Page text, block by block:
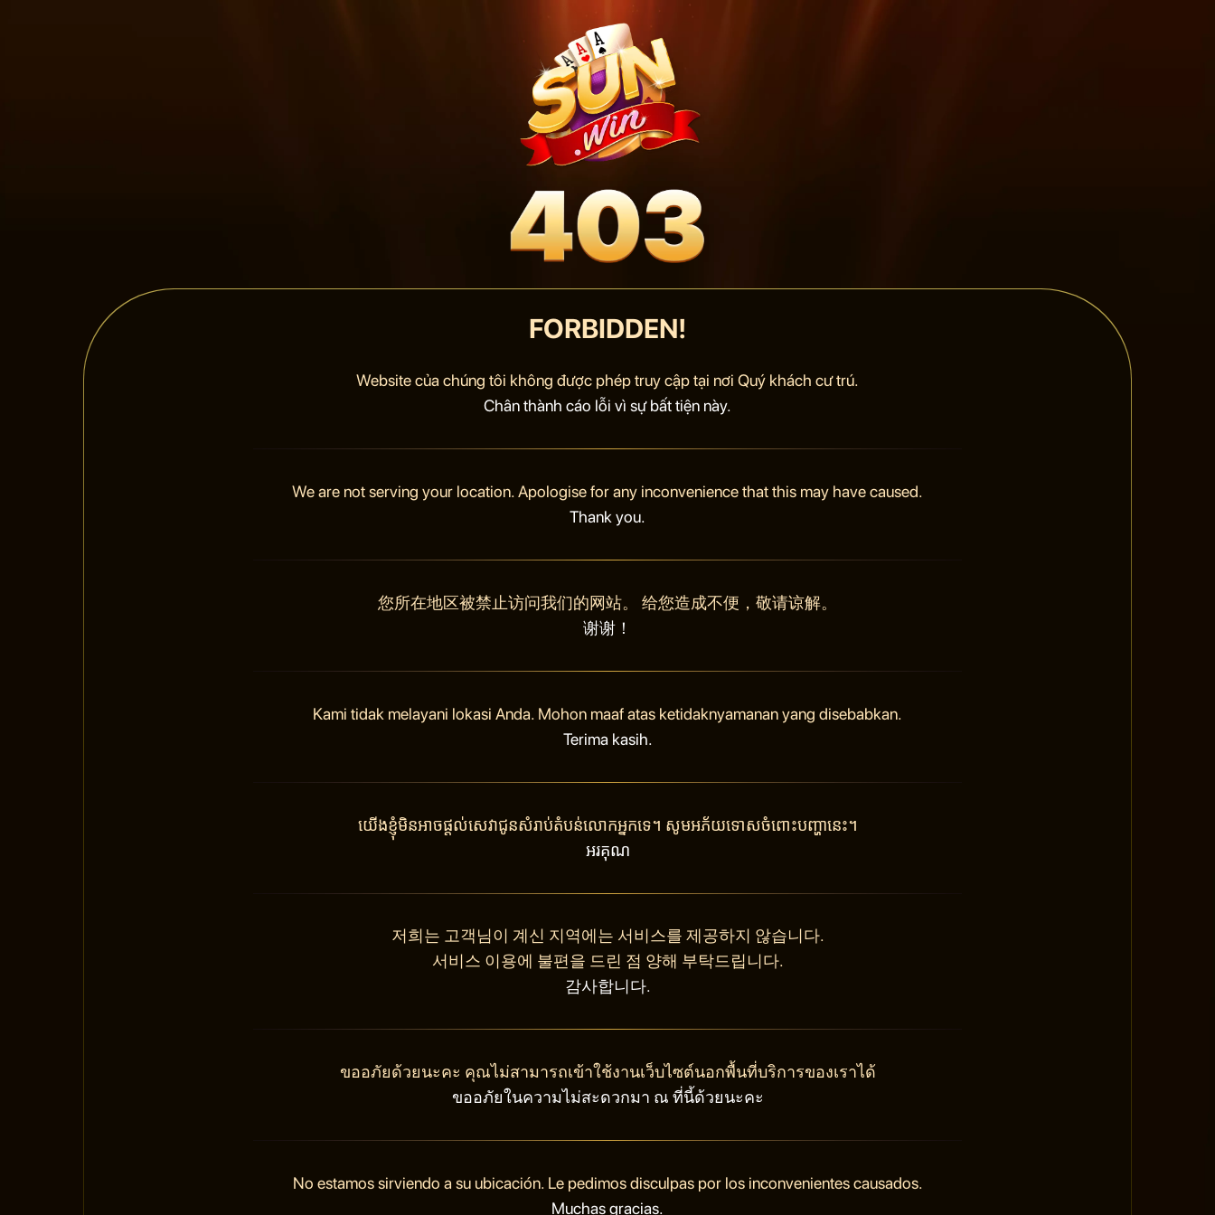
FORBIDDEN!
Website của chúng tôi không được phép truy cập tại nơi Quý khách cư trú.
Chân thành cáo lỗi vì sự bất tiện này.
We are not serving your location. Apologise for any inconvenience that this may have caused.
Thank you.
您所在地区被禁止访问我们的网站。 给您造成不便，敬请谅解。
谢谢！
Kami tidak melayani lokasi Anda. Mohon maaf atas ketidaknyamanan yang disebabkan.
Terima kasih.
យើងខ្ញុំមិនអាចផ្តល់សេវាជូនសំរាប់តំបន់លោកអ្នកទេ។ សូមអភ័យទោសចំពោះបញ្ហានេះ។
អរគុណ
저희는 고객님이 계신 지역에는 서비스를 제공하지 않습니다.
서비스 이용에 불편을 드린 점 양해 부탁드립니다.
감사합니다.
ขออภัยด้วยนะคะ คุณไม่สามารถเข้าใช้งานเว็บไซต์นอกพื้นที่บริการของเราได้
ขออภัยในความไม่สะดวกมา ณ ที่นี้ด้วยนะคะ
No estamos sirviendo a su ubicación. Le pedimos disculpas por los inconvenientes causados.
Muchas gracias.